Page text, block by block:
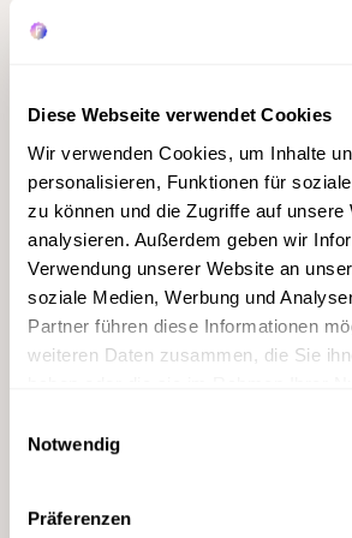
Diese Webseite verwendet Cookies
Wir verwenden Cookies, um Inhalte
personalisieren, Funktionen für
zu können und die Zugriffe auf unsere
analysieren. Außerdem geben wir
Verwendung unserer Website an
soziale Medien, Werbung und
Partner führen diese Informationen
weiteren Daten zusammen, die Sie
Notwendig
Präferenzen